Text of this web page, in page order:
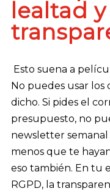
lealtad y
Esto suena a
No puedes usar los
dicho. Si pides el
presupuesto, no
newsletter semanal
menos que te
eso también. En tu
RGPD, la